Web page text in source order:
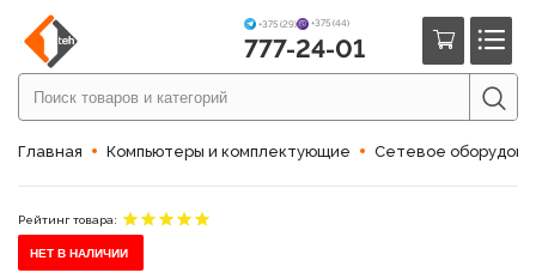
+375 (29) +375 (44)
777-24-01
Главная Компьютеры и комплектующие Сетевое
Рейтинг товара:
НЕТ В НАЛИЧИИ